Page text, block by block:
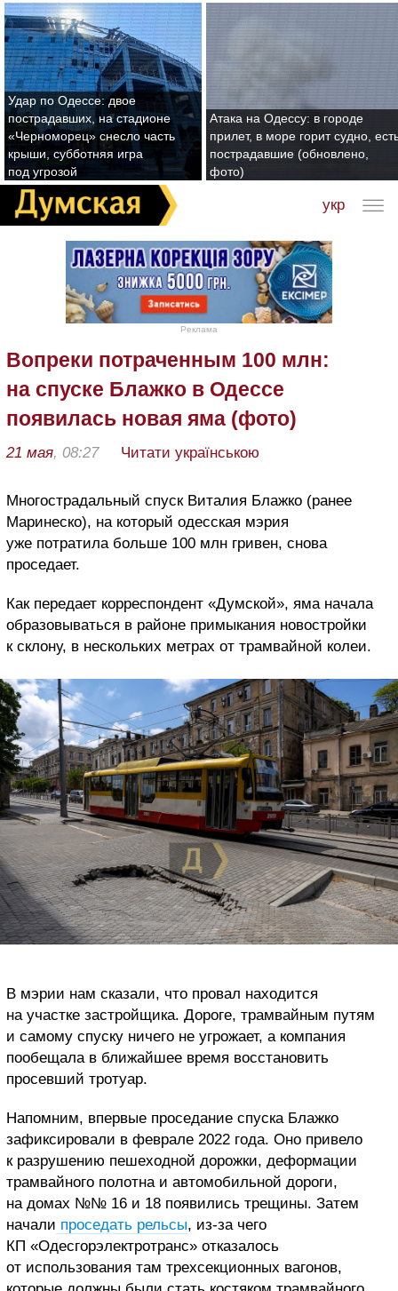
Удар по Одессе: двое
пострадавших, на стадионе
«Черноморец» снесло часть
крыши, субботняя игра
под угрозой
Атака на Одессу: в городе
прилет, в море горит судно,
пострадавшие (обновлено,
фото)
укр
Реклама
Вопреки потраченным 100 млн:
на спуске Блажко в Одессе
появилась новая яма (фото)
21 мая, 08:27 Читати українською
Многострадальный спуск Виталия Блажко (ранее
Маринеско), на который одесская мэрия
уже потратила больше 100 млн гривен, снова
проседает.
Как передает корреспондент «Думской», яма начала
образовываться в районе примыкания новостройки
к склону, в нескольких метрах от трамвайной колеи.
В мэрии нам сказали, что провал находится
на участке застройщика. Дороге, трамвайным путям
и самому спуску ничего не угрожает, а компания
пообещала в ближайшее время восстановить
просевший тротуар.
Напомним, впервые проседание спуска Блажко
зафиксировали в феврале 2022 года. Оно привело
к разрушению пешеходной дорожки, деформации
трамвайного полотна и автомобильной дороги,
на домах №№ 16 и 18 появились трещины. Затем
начали проседать рельсы, из-за чего
КП «Одесгорэлектротранс» отказалось
от использования там трехсекционных вагонов,